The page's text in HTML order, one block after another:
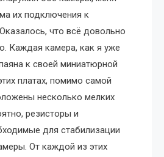
их подключения к
что всё довольно
Каждая камера, как я уже
к своей миниатюрной
платах, помимо самой
несколько мелких
резисторы и
для стабилизации
От каждой из этих